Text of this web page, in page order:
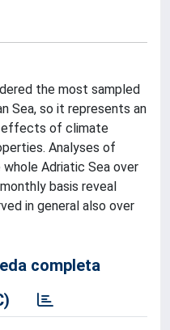
the most sampled
Sea, so it represents an
effects of climate
Analyses of
Adriatic Sea over
basis reveal
in general also over
completa